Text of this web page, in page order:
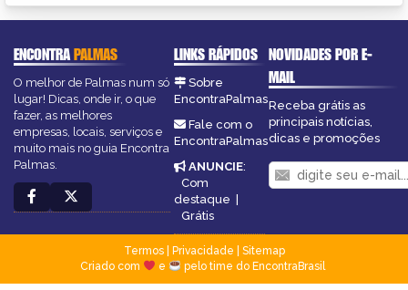
ENCONTRAPALMAS
O melhor de Palmas num só
lugar! Dicas, onde ir, o que
fazer, as melhores
empresas, locais, serviços e
muito mais no guia Encontra
Palmas.
LINKS RÁPIDOS
Sobre
EncontraPalmas
Fale com o
EncontraPalmas
ANUNCIE:
Com
destaque |
Grátis
NOVIDADES POR E-
MAIL
Receba grátis as
principais notícias,
dicas e promoções
Termos| Privacidade
Sitemap
Criado com
e pelo time do EncontraBrasil